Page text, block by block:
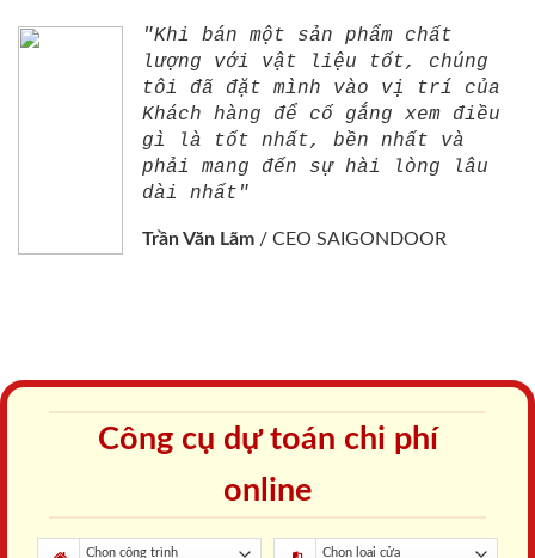
"Khi bán một sản phẩm chất
lượng với vật liệu tốt, chúng
tôi đã đặt mình vào vị trí của
Khách hàng để cố gắng xem điều
gì là tốt nhất, bền nhất và
phải mang đến sự hài lòng lâu
dài nhất"
Trần Văn Lãm / CEO SAIGONDOOR
Công cụ dự toán chi phí
online